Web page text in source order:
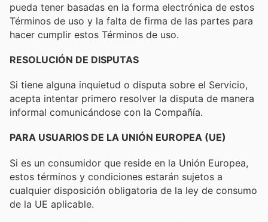
pueda tener basadas en la forma electrónica de estos
Términos de uso y la falta de firma de las partes para
hacer cumplir estos Términos de uso.
RESOLUCIÓN DE DISPUTAS
Si tiene alguna inquietud o disputa sobre el Servicio,
acepta intentar primero resolver la disputa de manera
informal comunicándose con la Compañía.
PARA USUARIOS DE LA UNIÓN EUROPEA (UE)
Si es un consumidor que reside en la Unión Europea,
estos términos y condiciones estarán sujetos a
cualquier disposición obligatoria de la ley de consumo
de la UE aplicable.